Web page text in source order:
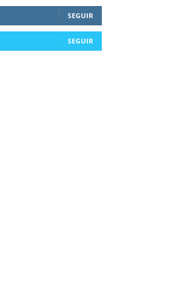
SEGUIR
SEGUIR